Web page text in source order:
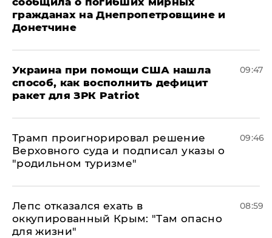
гражданах на Днепропетровщине и
Донетчине
Украина при помощи США нашла
способ, как восполнить дефицит
ракет для ЗРК Patriot
09:47
Трамп проигнорировал решение
Верховного суда и подписал указы о
"родильном туризме"
09:46
Лепс отказался ехать в
оккупированный Крым: "Там опасно
для жизни"
08:59